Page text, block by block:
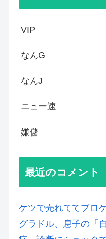
VIP
なんG
なんJ
ニュー速
嫌儲
最近のコメント
ケツで売れててプロ
グラドル、息子の「